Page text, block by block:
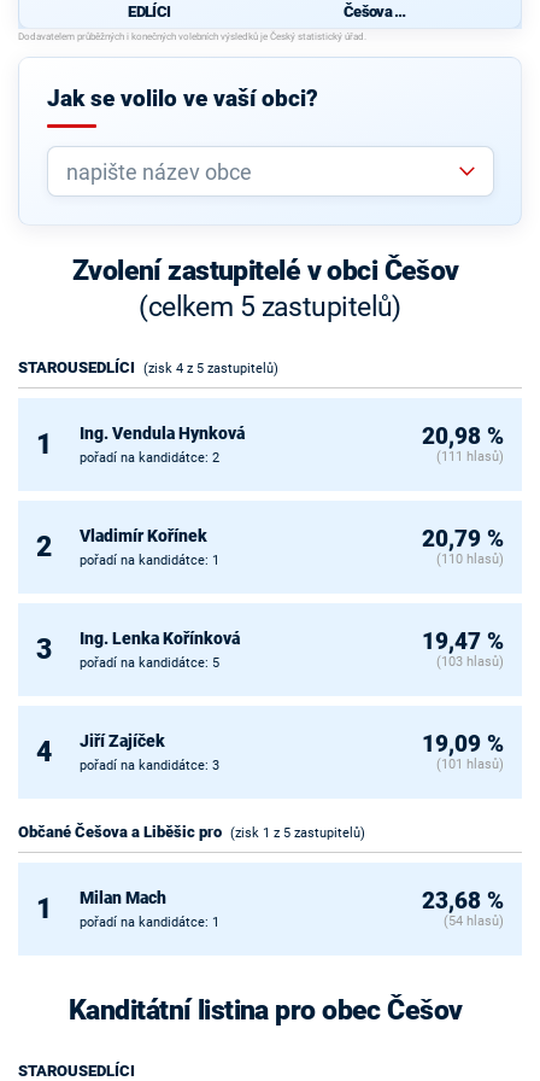
EDLÍCI
Češova a
Liběšic
pro
Jak se volilo ve vaší obci?
Zvolení zastupitelé v obci Češov
(celkem 5 zastupitelů)
STAROUSEDLÍCI (zisk 4 z 5 zastupitelů)
1 Ing. Vendula Hynková
pořadí na kandidátce: 2
20,98 %
(111 hlasů)
2 Vladimír Kořínek
pořadí na kandidátce: 1
20,79 %
(110 hlasů)
3 Ing. Lenka Kořínková
pořadí na kandidátce: 5
19,47 %
(103 hlasů)
4 Jiří Zajíček
pořadí na kandidátce: 3
19,09 %
(101 hlasů)
Občané Češova a Liběšic pro (zisk 1 z 5 zastupitelů)
1 Milan Mach
pořadí na kandidátce: 1
23,68 %
(54 hlasů)
Kanditátní listina pro obec Češov
STAROUSEDLÍCI